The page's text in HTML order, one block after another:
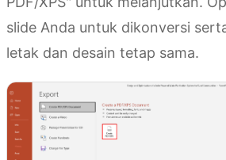
slide Anda untuk dikonversi
letak dan desain tetap sama.